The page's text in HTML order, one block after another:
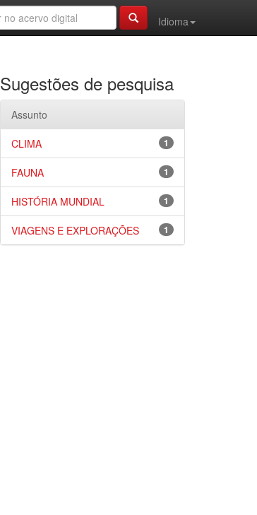
Idioma
Sugestões de pesquisa
Assunto
1
CLIMA
1
FAUNA
1
HISTÓRIA MUNDIAL
1
VIAGENS E EXPLORAÇÕES